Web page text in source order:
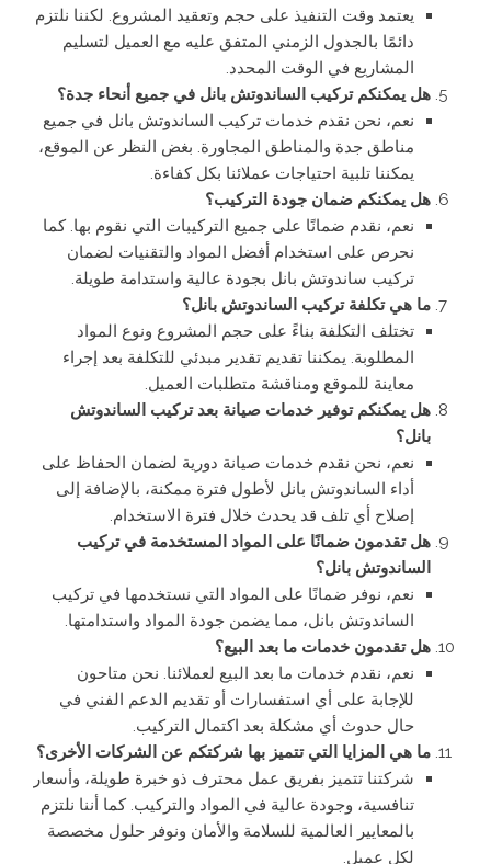
يعتمد وقت التنفيذ على حجم وتعقيد المشروع. لكننا نلتزم
دائمًا بالجدول الزمني المتفق عليه مع العميل لتسليم
المشاريع في الوقت المحدد.
هل يمكنكم تركيب الساندوتش بانل في جميع أنحاء جدة؟
نعم، نحن نقدم خدمات تركيب الساندوتش بانل في جميع
مناطق جدة والمناطق المجاورة. بغض النظر عن الموقع،
يمكننا تلبية احتياجات عملائنا بكل كفاءة.
هل يمكنكم ضمان جودة التركيب؟
نعم، نقدم ضمانًا على جميع التركيبات التي نقوم بها. كما
نحرص على استخدام أفضل المواد والتقنيات لضمان
تركيب ساندوتش بانل بجودة عالية واستدامة طويلة.
ما هي تكلفة تركيب الساندوتش بانل؟
تختلف التكلفة بناءً على حجم المشروع ونوع المواد
المطلوبة. يمكننا تقديم تقدير مبدئي للتكلفة بعد إجراء
معاينة للموقع ومناقشة متطلبات العميل.
هل يمكنكم توفير خدمات صيانة بعد تركيب الساندوتش
بانل؟
نعم، نحن نقدم خدمات صيانة دورية لضمان الحفاظ على
أداء الساندوتش بانل لأطول فترة ممكنة، بالإضافة إلى
إصلاح أي تلف قد يحدث خلال فترة الاستخدام.
هل تقدمون ضمانًا على المواد المستخدمة في تركيب
الساندوتش بانل؟
نعم، نوفر ضمانًا على المواد التي نستخدمها في تركيب
الساندوتش بانل، مما يضمن جودة المواد واستدامتها.
هل تقدمون خدمات ما بعد البيع؟
نعم، نقدم خدمات ما بعد البيع لعملائنا. نحن متاحون
للإجابة على أي استفسارات أو تقديم الدعم الفني في
حال حدوث أي مشكلة بعد اكتمال التركيب.
ما هي المزايا التي تتميز بها شركتكم عن الشركات الأخرى؟
شركتنا تتميز بفريق عمل محترف ذو خبرة طويلة، وأسعار
تنافسية، وجودة عالية في المواد والتركيب. كما أننا نلتزم
بالمعايير العالمية للسلامة والأمان ونوفر حلول مخصصة
لكل عميل.